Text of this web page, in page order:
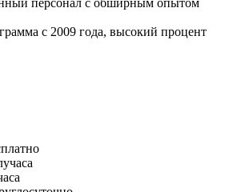
персонал c обширным опытом
с 2009 года, высокий процент